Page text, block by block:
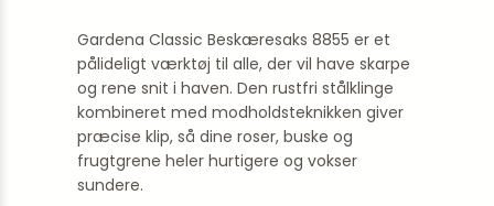
Gardena Classic Beskæresaks 8855 er et
pålideligt værktøj til alle, der vil have skarpe
og rene snit i haven. Den rustfri stål­klinge
kombineret med modholdsteknikken giver
præcise klip, så dine roser, buske og
frugtgrene heler hurtigere og vokser
sundere.